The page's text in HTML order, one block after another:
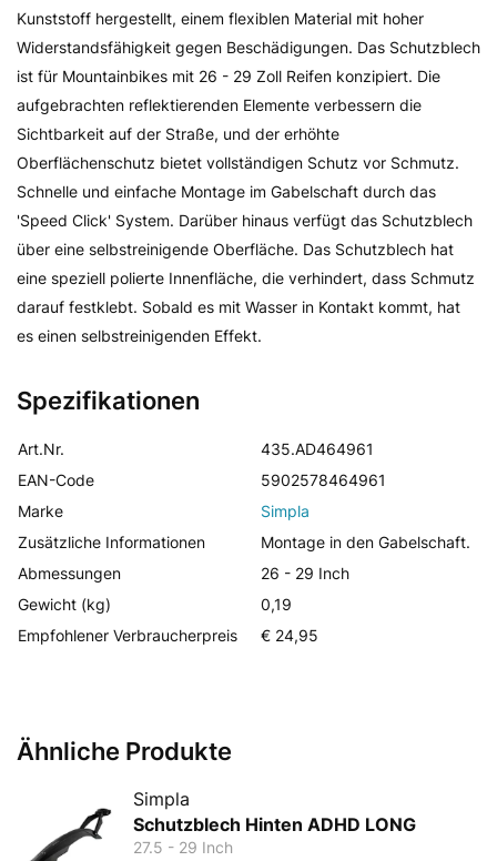
Spezifikationen
Art.Nr.
435.AD464961
EAN-Code
5902578464961
Marke
Simpla
Zusätzliche Informationen
Montage in den Gabelschaft.
Abmessungen
26 - 29 Inch
Gewicht (kg)
0,19
Empfohlener Verbraucherpreis
€ 24,95
Kunststoff hergestellt, einem flexiblen Material mit hoher
Widerstandsfähigkeit gegen Beschädigungen. Das Schutzblech
ist für Mountainbikes mit 26 - 29 Zoll Reifen konzipiert. Die
aufgebrachten reflektierenden Elemente verbessern die
Sichtbarkeit auf der Straße, und der erhöhte
Oberflächenschutz bietet vollständigen Schutz vor Schmutz.
Schnelle und einfache Montage im Gabelschaft durch das
'Speed Click' System. Darüber hinaus verfügt das Schutzblech
über eine selbstreinigende Oberfläche. Das Schutzblech hat
eine speziell polierte Innenfläche, die verhindert, dass Schmutz
darauf festklebt. Sobald es mit Wasser in Kontakt kommt, hat
es einen selbstreinigenden Effekt.
Ähnliche Produkte
Simpla
Schutzblech Hinten ADHD LONG
27.5 - 29 Inch